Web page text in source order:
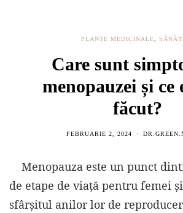
PLANTE MEDICINALE
Care sunt
menopauzei și ce
făcut?
FEBRUARIE 2, 2024
Menopauza este un punct
de etape de viață pentru femei
sfârșitul anilor lor de